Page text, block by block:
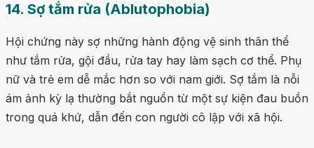
14. Sợ tắm rửa (Ablutophobia)
Hội chứng này sợ những hành động vệ sinh thân thể
như tắm rửa, gội đầu, rửa tay hay làm sạch cơ thể. Phụ
nữ và trẻ em dễ mắc hơn so với nam giới. Sợ tắm là nỗi
ám ảnh kỳ lạ thường bắt nguồn từ một sự kiện đau buồn
trong quá khứ, dẫn đến con người cô lập với xã hội.